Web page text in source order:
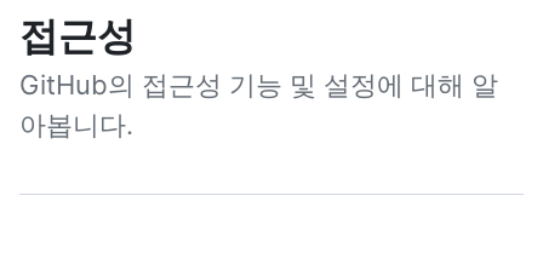
접근성
GitHub의 접근성 기능 및 설정에 대해 알
아봅니다.